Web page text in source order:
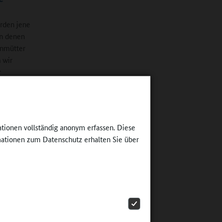
vollständig anonym erfassen. Diese
zum Datenschutz erhalten Sie über
jene
denen
jetzt